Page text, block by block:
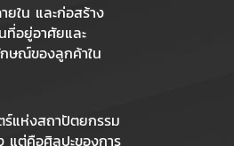
ใน และก่อสร้าง
ที่อยู่อาศัยและ
ษณ์ของลูกค้าใน
แห่งสถาปัตยกรรม
แต่คือศิลปะของการ